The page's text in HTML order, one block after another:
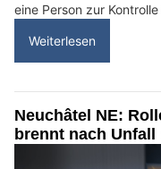
eine Person zur
Weiterlesen
Neuchâtel NE:
brennt nach